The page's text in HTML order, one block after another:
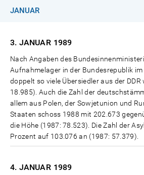
JANUAR
3. JANUAR 1989
Nach Angaben des
Aufnahmelager in der Bundesrepublik
doppelt so viele Übersiedler aus der
18.985). Auch die Zahl der
allem aus Polen, der Sowjetunion und
Staaten schoss 1988 mit 202.673
die Höhe (1987: 78.523). Die Zahl der
Prozent auf 103.076 an (1987: 57.379).
4. JANUAR 1989